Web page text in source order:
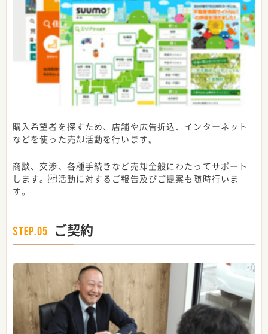
購入希望者を探すため、店舗や広告折込、インターネット
などを使った売却活動を行います。
商談、交渉、各種手続きなど売却全般にわたってサポート
します。 活動に対するご報告及びご提案も随時行いま
す。
STEP.05 ご契約